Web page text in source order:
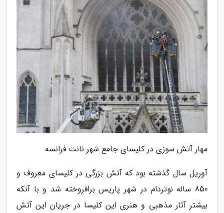
مهار آتش سوزی در کلیسای جامع شهر نانت فرانسه
آوریل سال گذشته بود که آتش بزرگی در کلیسای معروف و
850 ساله نوتردام در شهر پاریس برافروخته شد و با آنکه
بیشتر آثار مذهبی و هنری این کلیسا در جریان این آتش